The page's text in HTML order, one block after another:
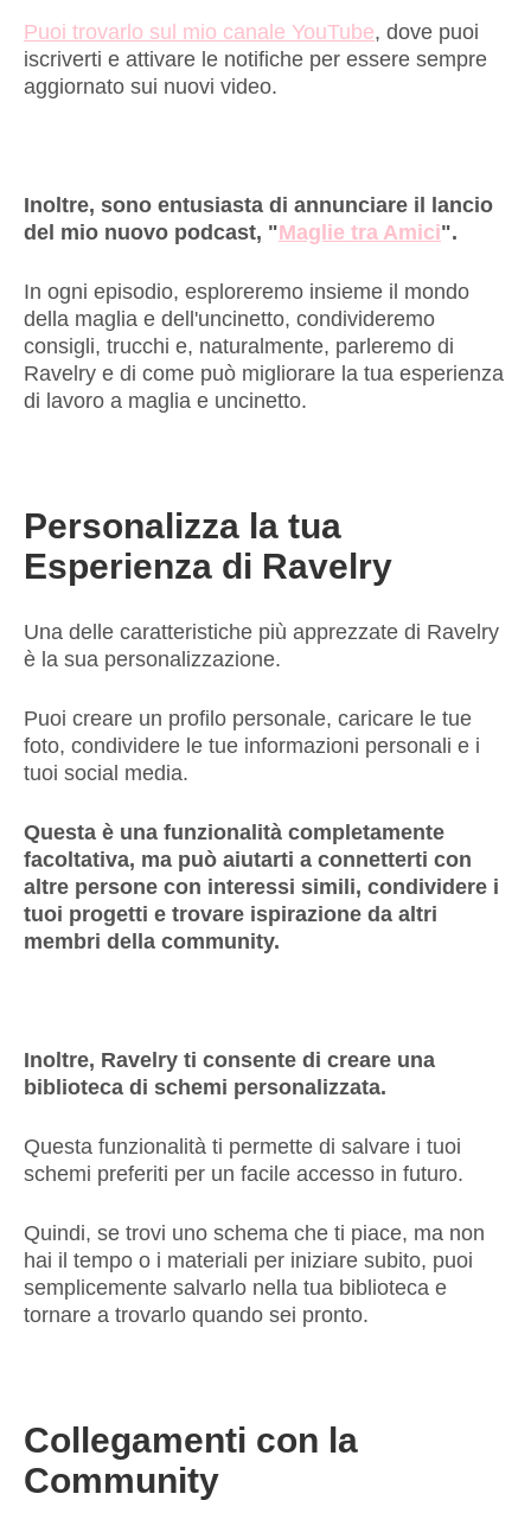
Puoi trovarlo sul mio canale YouTube, dove puoi
iscriverti e attivare le notifiche per essere sempre
aggiornato sui nuovi video.
Inoltre, sono entusiasta di annunciare il lancio
del mio nuovo podcast, "Maglie tra Amici".
In ogni episodio, esploreremo insieme il mondo
della maglia e dell'uncinetto, condivideremo
consigli, trucchi e, naturalmente, parleremo di
Ravelry e di come può migliorare la tua esperienza
di lavoro a maglia e uncinetto.
Personalizza la tua
Esperienza di Ravelry
Una delle caratteristiche più apprezzate di Ravelry
è la sua personalizzazione.
Puoi creare un profilo personale, caricare le tue
foto, condividere le tue informazioni personali e i
tuoi social media.
Questa è una funzionalità completamente
facoltativa, ma può aiutarti a connetterti con
altre persone con interessi simili, condividere i
tuoi progetti e trovare ispirazione da altri
membri della community.
Inoltre, Ravelry ti consente di creare una
biblioteca di schemi personalizzata.
Questa funzionalità ti permette di salvare i tuoi
schemi preferiti per un facile accesso in futuro.
Quindi, se trovi uno schema che ti piace, ma non
hai il tempo o i materiali per iniziare subito, puoi
semplicemente salvarlo nella tua biblioteca e
tornare a trovarlo quando sei pronto.
Collegamenti con la
Community